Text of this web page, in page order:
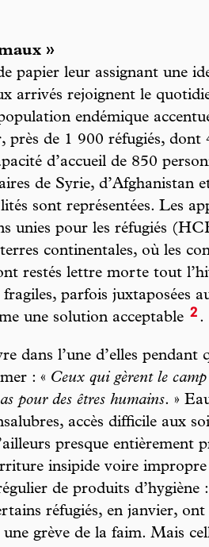
»
papier leur assignant une
arrivés rejoignent le
endémique
près de 1 900 réfugiés, dont
d’accueil de 850
de Syrie, d’Afghanistan
sont représentées. Les
unies pour les réfugiés
continentales, où les
restés lettre morte tout
parfois juxtaposées
une solution acceptable 2 .
dans l’une d’elles pendant
: « Ceux qui gèrent le
pour des êtres humains. »
accès difficile aux
presque entièrement
insipide voire
de produits d’hygiène
réfugiés, en janvier, ont
grève de la faim. Mais